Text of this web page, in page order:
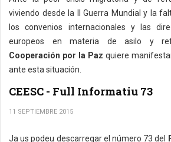
viviendo desde la II Guerra Mundial y la
los convenios internacionales y las
europeos en materia de asilo y
Cooperación por la Paz quiere
ante esta situación.
CEESC - Full Informatiu 73
11 SEPTIEMBRE 2015
Ja us podeu descarregar el número 73 del